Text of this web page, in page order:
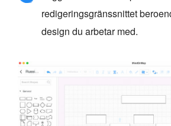
redigeringsgränssnittet
design du arbetar med.